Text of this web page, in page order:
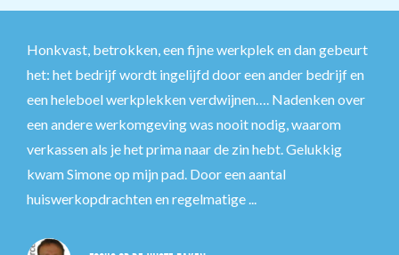
Honkvast, betrokken, een fijne werkplek en dan gebeurt
het: het bedrijf wordt ingelijfd door een ander bedrijf en
een heleboel werkplekken verdwijnen…. Nadenken over
een andere werkomgeving was nooit nodig, waarom
verkassen als je het prima naar de zin hebt. Gelukkig
kwam Simone op mijn pad. Door een aantal
huiswerkopdrachten en regelmatige ...